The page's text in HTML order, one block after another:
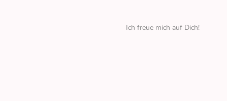
Ich freue mich auf Dich!